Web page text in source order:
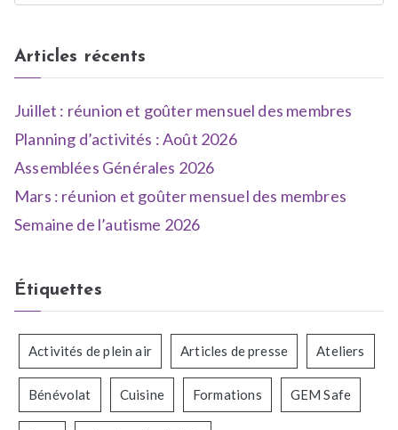
,
N
s
e
s
u
r
c
s
Articles récents
Juillet : réunion et goûter mensuel des membres
Planning d’activités : Août 2026
Assemblées Générales 2026
Mars : réunion et goûter mensuel des membres
Semaine de l’autisme 2026
Étiquettes
Activités de plein air Articles de presse Ateliers
Bénévolat Cuisine Formations GEM Safe